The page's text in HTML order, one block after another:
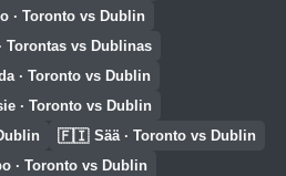
· Toronto vs Dublin
Torontas vs Dublinas
· Toronto vs Dublin
· Toronto vs Dublin
🇫🇮 Sää · Toronto vs Dublin
· Toronto vs Dublin